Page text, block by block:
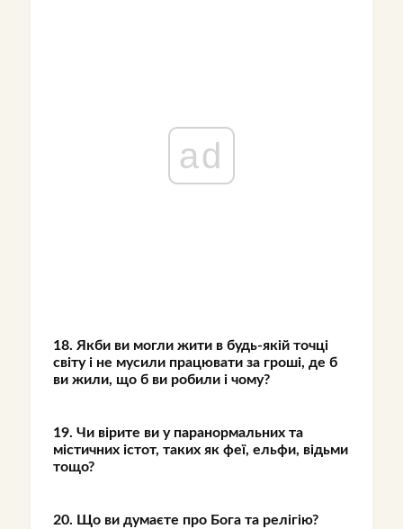
ad
18. Якби ви могли жити в будь-якій точці
світу і не мусили працювати за гроші, де б
ви жили, що б ви робили і чому?
19. Чи вірите ви у паранормальних та
містичних істот, таких як феї, ельфи, відьми
тощо?
20. Що ви думаєте про Бога та релігію?